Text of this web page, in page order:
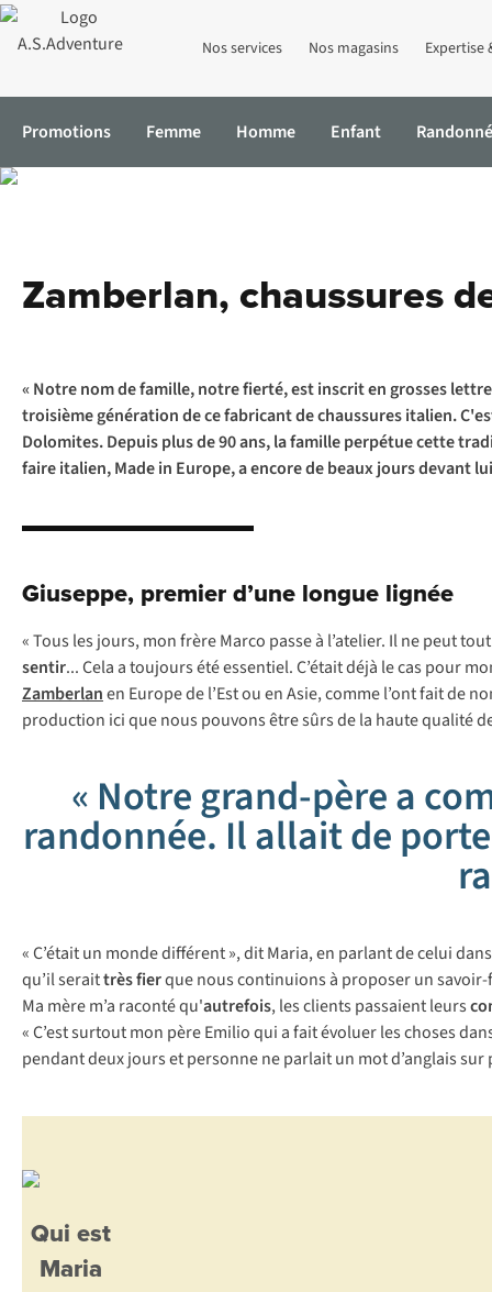
Nos services Nos magasins Expertise
Promotions Femme Homme Enfant
Accueil
Zamberlan, chaussures
« Notre nom de famille, notre fierté, est inscrit en grosses
troisième génération de ce fabricant de chaussures italien.
Dolomites. Depuis plus de 90 ans, la famille perpétue cette
faire italien, Made in Europe, a encore de beaux jours devant
Giuseppe, premier d’une longue lignée
« Tous les jours, mon frère Marco passe à l’atelier. Il ne peut
sentir... Cela a toujours été essentiel. C’était déjà le cas pour
Zamberlanen Europe de l’Est ou en Asie, comme l’ont fait de
production ici que nous pouvons être sûrs de la haute qualité
« Notre grand-père a
randonnée. Il allait de
« C’était un monde différent », dit Maria, en parlant de celui
qu’il seraittrès fierque nous continuions à proposer un
Ma mère m’a raconté qu'autrefois, les clients passaient leurs
« C’est surtout mon père Emilio qui a fait évoluer les choses
pendant deux jours et personne ne parlait un mot d’anglais
Qui est
Maria